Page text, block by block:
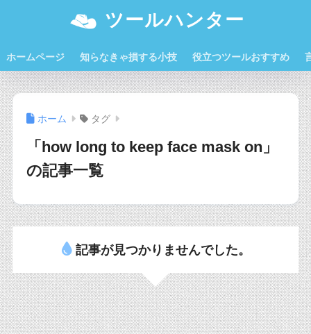
ツールハンター
ホームページ 知らなきゃ損する小技 役立つツールおすすめ
ホーム タグ
「how long to keep face mask on」
の記事一覧
記事が見つかりませんでした。